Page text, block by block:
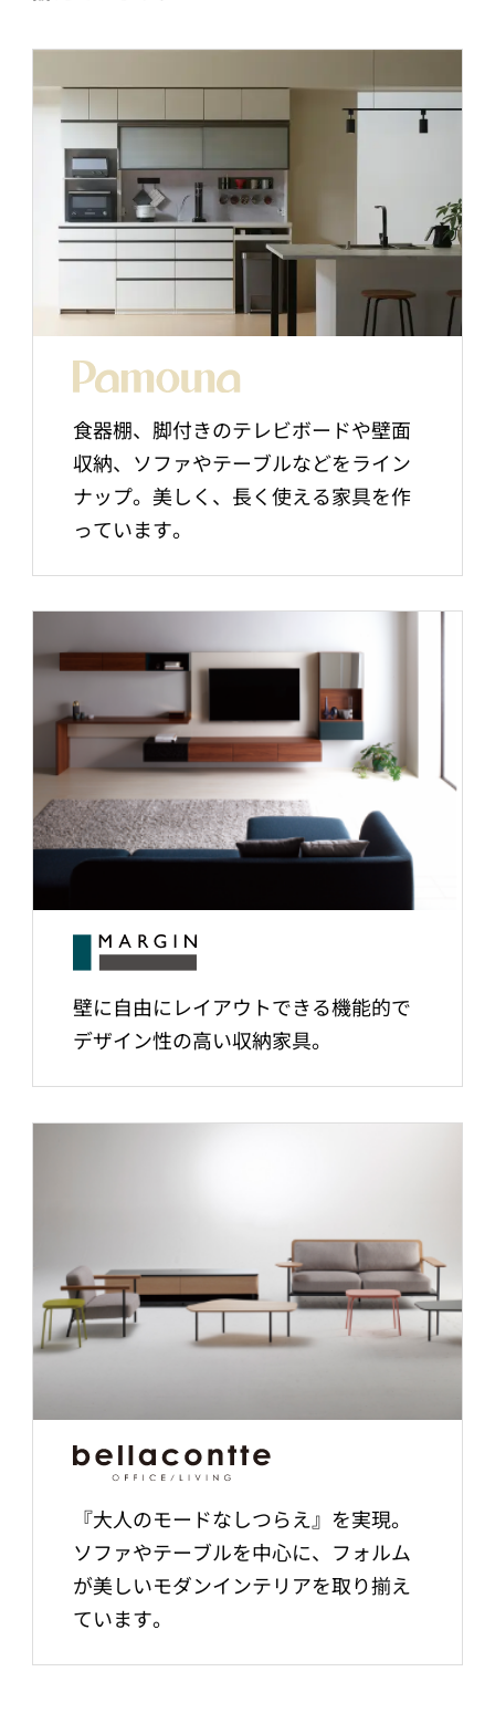
食器棚、脚付きのテレビボードや壁面
収納、ソファやテーブルなどをライン
ナップ。美しく、長く使える家具を作
っています。
壁に自由にレイアウトできる機能的で
デザイン性の高い収納家具。
『大人のモードなしつらえ』を実現。
ソファやテーブルを中心に、フォルム
が美しいモダンインテリアを取り揃え
ています。